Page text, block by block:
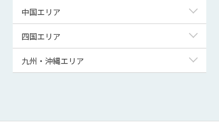
山形県
千葉県
茨城県
群馬県
福井県
山梨県
長野県
静岡県
三重県
滋賀県
京都府
大阪府
兵庫県
和歌山県
中国エリア
鳥取県
島根県
山口県
四国エリア
徳島県
高知県
九州・沖縄エリア